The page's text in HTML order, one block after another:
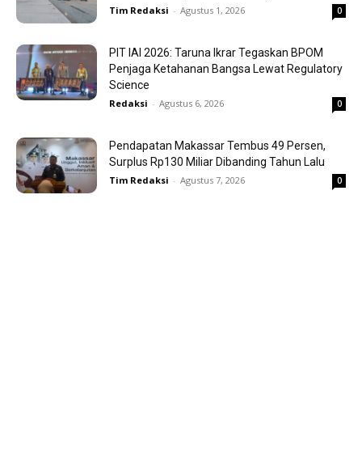
Tim Redaksi - Agustus 1, 2026 0
PIT IAI 2026: Taruna Ikrar Tegaskan BPOM
Penjaga Ketahanan Bangsa Lewat Regulatory
Science
Redaksi - Agustus 6, 2026 0
Pendapatan Makassar Tembus 49 Persen,
Surplus Rp130 Miliar Dibanding Tahun Lalu
Tim Redaksi - Agustus 7, 2026 0